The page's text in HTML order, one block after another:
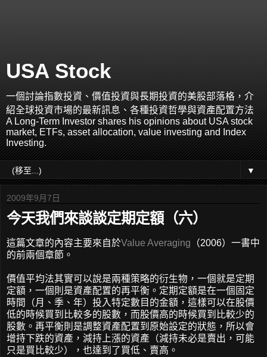
USA Stock
一個討論指數投資、價值投資與長期投資的美股部落格，介
紹全球投資市場的最新訊息、各種投資哲學與資產配置方法
A Long-Term Investor shares his opinions about USA stock
market, ETFs, asset allocation, value investing and Index
Investing.
▼
2009年9月7日
今天我們來談談定期定額（六）
這篇文章的內容主要來自於Value Averaging （2006）一書中
的前兩個章節。
價值平均法其實可以說是兩種策略的衍生物，一個就是定期
定額，一個則是資產配置的再平衡。定期定額是在一個固定
時間（月、季、年）投入特定數目的金額，這樣可以在股價
低的時候買到比較多的股數，而股價高的時候買到比較少的
股數。再平衡則是調整資產配置到原始設定的狀態，所以會
增持下跌的資產，減持上漲的資產（減持未必是賣出，可能
只是買比較少），也達到了買低、賣高。